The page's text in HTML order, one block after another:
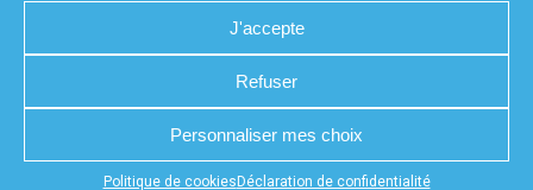
J'accepte
Refuser
Personnaliser mes choix
Politique de cookies Déclaration de confidentialité
Appuyez sur le bouton partager en bas de votre
CHARTE DE CONFIDENTIALITÉ
NOUS CONTACTER
POLITIQUE DE COOKIES (UE)
DÉCLARATION DE CONFIDENTIALITÉ (UE)